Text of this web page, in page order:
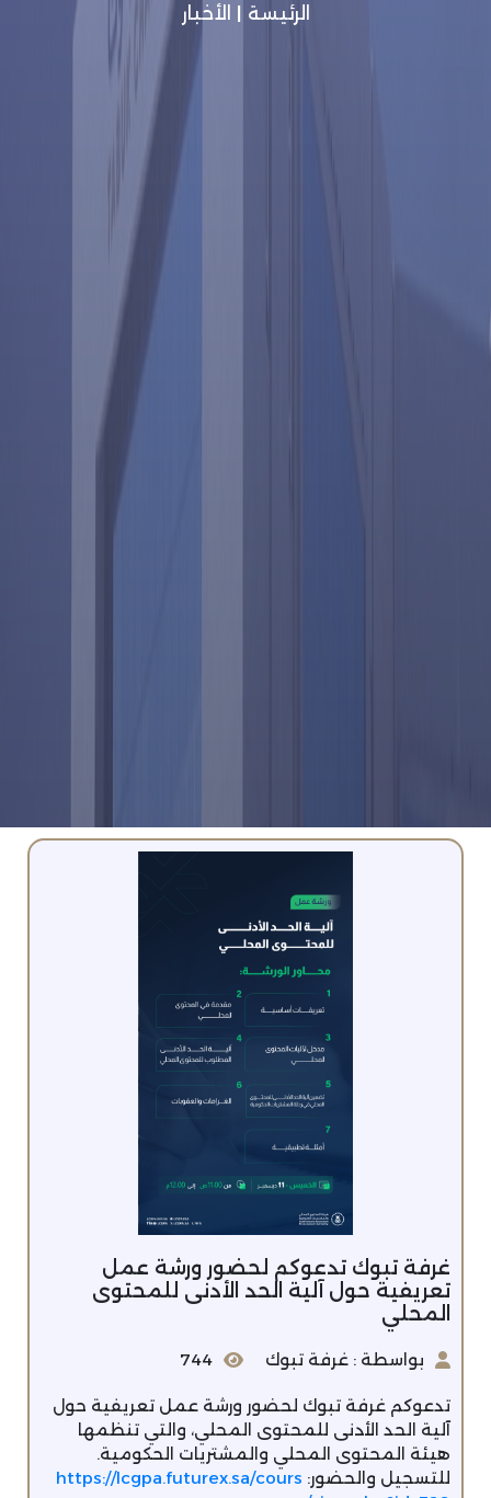
الرئيسة | الأخبار
غرفة تبوك تدعوكم لحضور ورشة عمل
تعريفية حول آلية الحد الأدنى للمحتوى
المحلي
بواسطة : غرفة تبوك 744
تدعوكم غرفة تبوك لحضور ورشة عمل تعريفية حول
آلية الحد الأدنى للمحتوى المحلي، والتي تنظمها
هيئة المحتوى المحلي والمشتريات الحكومية.
للتسجيل والحضور: https://lcgpa.futurex.sa/cours